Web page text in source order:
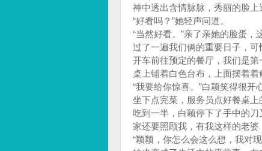
神中透出含情脉脉，秀丽的脸上
“好看吗？”她轻声问道。
“当然好看。”亲了亲她的脸蛋
过了一遍我们俩的重要日子，可
开车前往预定的餐厅，我们是
桌上铺着白色台布，上面摆着着
“我要给你惊喜。”白颖笑得很开
坐下点完菜，服务员点好餐桌上
吃到一半，白颖停下了手中的
家还要照顾我，有我这样的老
“颖颖，你怎么会这么想，我对